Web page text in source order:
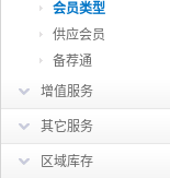
会员类型
供应会员
备荐通
增值服务
其它服务
区域库存